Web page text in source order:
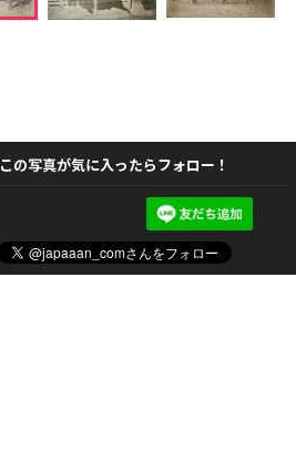
この写真が気に入ったらフォロー！